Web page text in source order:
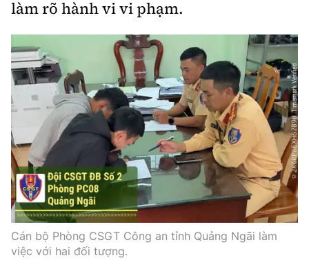
Hàng hải
Đường sắt đô thị
Nhà thầu
Mời thầu - Đấu thầu
Thi viết về GTVT
Pháp đình
Hỏi - Đáp
Văn hóa giao thông
Lái xe an toàn
Chung tay vì ATGT
Gương sáng giao thông
Y tế
Đời sống
Lao động - Công đoàn
Showbiz
Điện ảnh
Âm nhạc
Thể thao
Bóng đá
Bình luận
Hậu trường sao
360 độ thể thao
Công nghệ
Công nghệ mới
Sản phẩm mới
Tư vấn
Thế giới
Thời sự Quốc tế
Hồ sơ tài liệu
Thế giới giao thông
Thế giới xây dựng
Đi ++
Du lịch
Khám phá
Lối sống
Video
Thời sự
Khám phá
làm rõ hành vi vi phạm.
Cán bộ Phòng CSGT Công an tỉnh Quảng Ngãi làm
việc với hai đối tượng.